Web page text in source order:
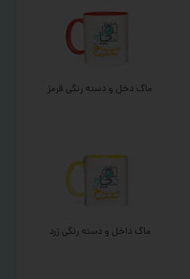
ماگ دخل و دسته رنگی قرمز
ماگ داخل و دسته رنگی زرد